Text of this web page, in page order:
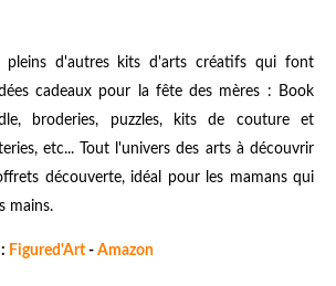
pleins d'autres kits d'arts créatifs qui font
cadeaux pour la fête des mères : Book
broderies, puzzles, kits de couture et
etc... Tout l'univers des arts à découvrir
découverte, idéal pour les mamans qui
mains.
Figured'Art - Amazon